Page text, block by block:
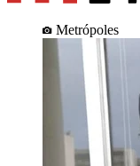
Metrópoles